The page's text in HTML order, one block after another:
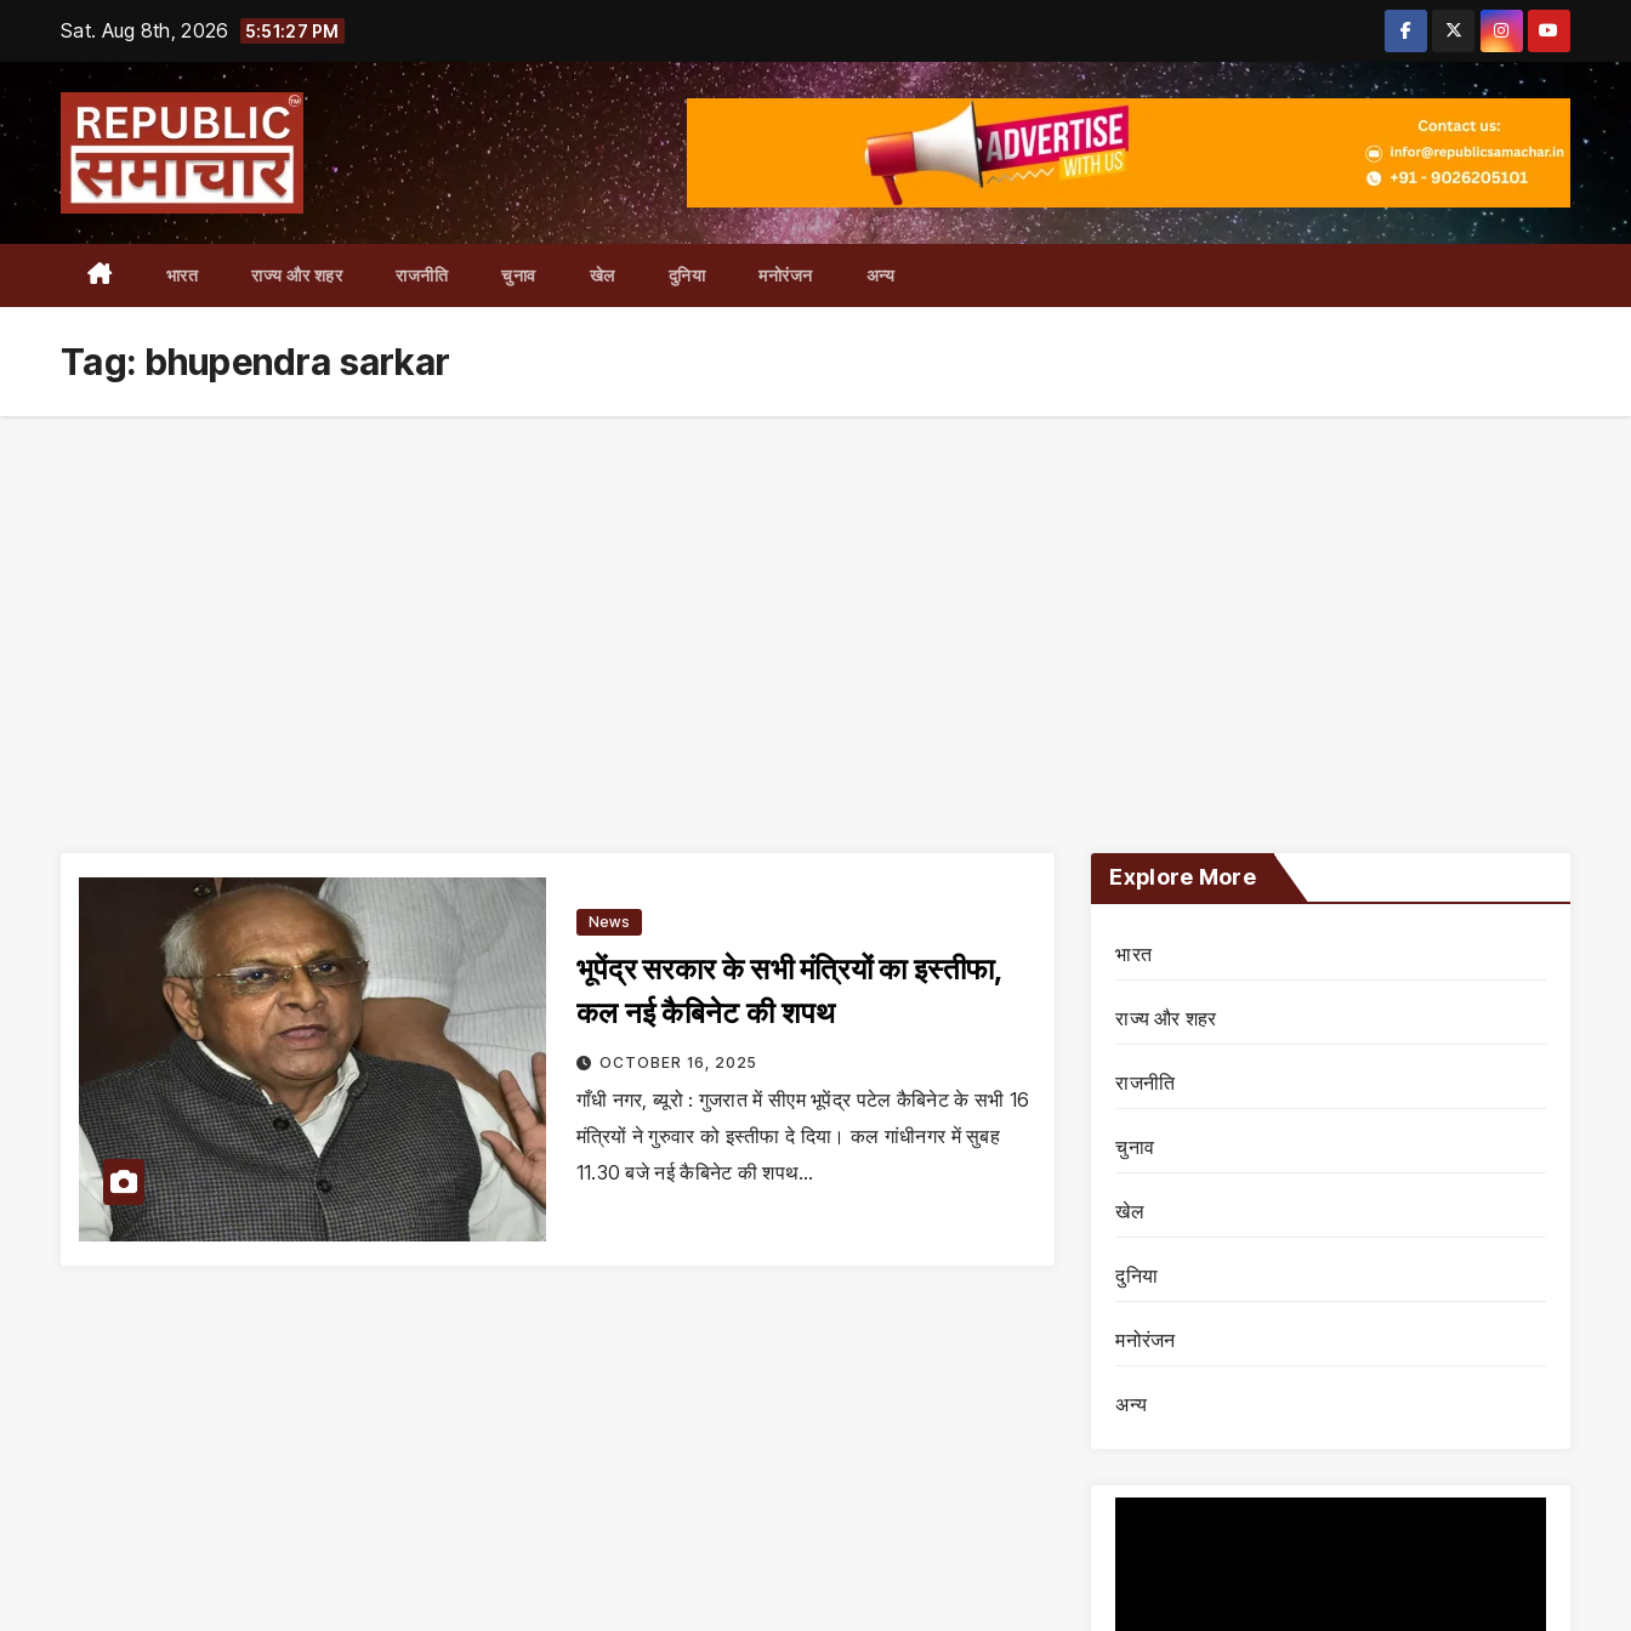
content
Sat. Aug 8th, 2026 5:51:28 PM
भारत राज्य और शहर राजनीति चुनाव खेल दुनिया मनोरंजन अन्य
Tag: bhupendra sarkar
News
भूपेंद्र सरकार के सभी मंत्रियों का इस्तीफा,
कल नई कैबिनेट की शपथ
OCTOBER 16, 2025
गाँधी नगर, ब्यूरो : गुजरात में सीएम भूपेंद्र पटेल कैबिनेट के सभी 16
मंत्रियों ने गुरुवार को इस्तीफा दे दिया। कल गांधीनगर में सुबह
11.30 बजे नई कैबिनेट की शपथ…
Explore More
भारत
राज्य और शहर
राजनीति
चुनाव
खेल
दुनिया
मनोरंजन
अन्य